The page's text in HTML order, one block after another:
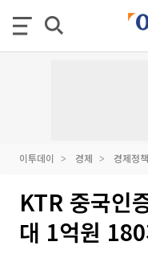
이투데이 경제 경제정책
KTR 중국인
대 1억원